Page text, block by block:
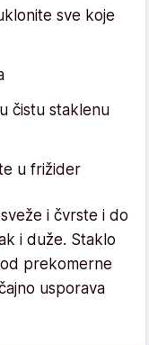
sve koje
čistu staklenu
u frižider
i čvrste i do
i duže. Staklo
prekomerne
usporava